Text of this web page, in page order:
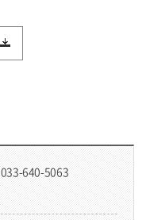
033-640-5063